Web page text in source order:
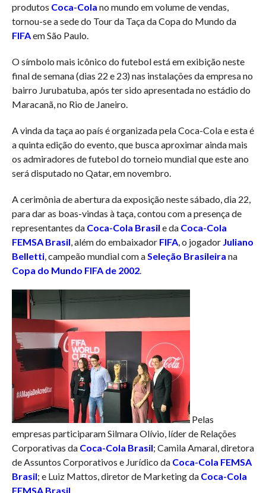
produtos Coca-Cola no mundo em volume de vendas,
tornou-se a sede do Tour da Taça da Copa do Mundo da
FIFAem São Paulo.
O símbolo mais icônico do futebol está em exibição neste
final de semana (dias 22 e 23) nas instalações da empresa no
bairro Jurubatuba, após ter sido apresentada no estádio do
Maracanã, no Rio de Janeiro.
A vinda da taça ao país é organizada pela Coca-Cola e esta é
a quinta edição do evento, que busca aproximar ainda mais
os admiradores de futebol do torneio mundial que este ano
será disputado no Qatar, em novembro.
A cerimônia de abertura da exposição neste sábado, dia 22,
para dar as boas-vindas à taça, contou com a presença de
representantes da Coca-Cola Brasil e da Coca-Cola
FEMSA Brasil, além do embaixador FIFA, o jogador Juliano
Belletti, campeão mundial com aSeleção Brasileira na
Copa do Mundo FIFA de 2002.
Pelas
empresas participaram Silmara Olívio, líder de Relações
Corporativas da Coca-Cola Brasil; Camila Amaral, diretora
de Assuntos Corporativos e Jurídico da Coca-Cola FEMSA
Brasil; e Luiz Mattos, diretor de Marketing da Coca-Cola
FEMSA Brasil